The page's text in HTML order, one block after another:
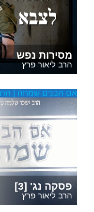
מסירות נפש
הרב ליאור פרץ
אם הבנים שמחה |
פסקה נג' [3]
הרב ליאור פרץ